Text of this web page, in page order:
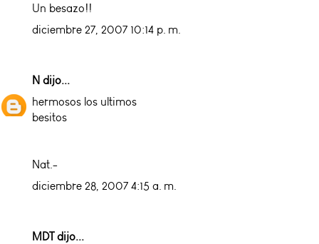
Un besazo!!
diciembre 27, 2007 10:14 p. m.
N dijo...
hermosos los ultimos
besitos
Nat.-
diciembre 28, 2007 4:15 a. m.
MDTdijo...